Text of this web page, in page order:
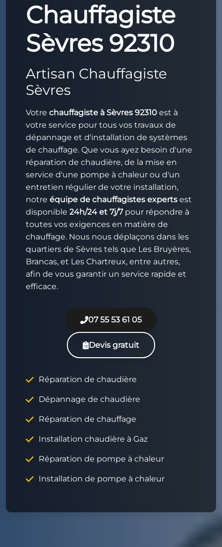
Chauffagiste
Sèvres 92310
Artisan Chauffagiste
Sèvres
Votre chauffagiste à Sèvres 92310 est à
votre service pour tous vos travaux de
dépannage et d'installation de systèmes
de chauffage. Que vous ayez besoin d'une
réparation de chaudière, de la mise en
service d'une pompe à chaleur ou d'un
entretien régulier de votre installation,
notre équipe de chauffagistes experts est
disponible 24h/24 et 7j/7pour répondre à
toutes vos exigences en matière de
chauffage. Nous nous déplaçons dans les
quartiers de Sèvres tels que Les Bruyères,
Brancas, et Les Chartreux, entre autres,
afin de vous garantir un service rapide et
efficace.
07 55 53 61 05
Devis gratuit
Réparation de chaudière
Dépannage de chaudière
Réparation de chauffage
Installation chaudière à Gaz
Réparation de pompe à chaleur
Installation de pompe à chaleur